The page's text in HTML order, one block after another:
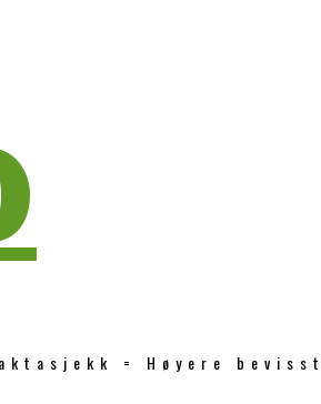
= Høyere